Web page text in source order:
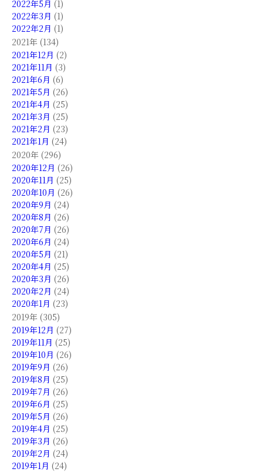
2022年5月 (1)
2022年3月 (1)
2022年2月 (1)
2021年 (134)
2021年12月 (2)
2021年11月 (3)
2021年6月 (6)
2021年5月 (26)
2021年4月 (25)
2021年3月 (25)
2021年2月 (23)
2021年1月 (24)
2020年 (296)
2020年12月 (26)
2020年11月 (25)
2020年10月 (26)
2020年9月 (24)
2020年8月 (26)
2020年7月 (26)
2020年6月 (24)
2020年5月 (21)
2020年4月 (25)
2020年3月 (26)
2020年2月 (24)
2020年1月 (23)
2019年 (305)
2019年12月 (27)
2019年11月 (25)
2019年10月 (26)
2019年9月 (26)
2019年8月 (25)
2019年7月 (26)
2019年6月 (25)
2019年5月 (26)
2019年4月 (25)
2019年3月 (26)
2019年2月 (24)
2019年1月 (24)